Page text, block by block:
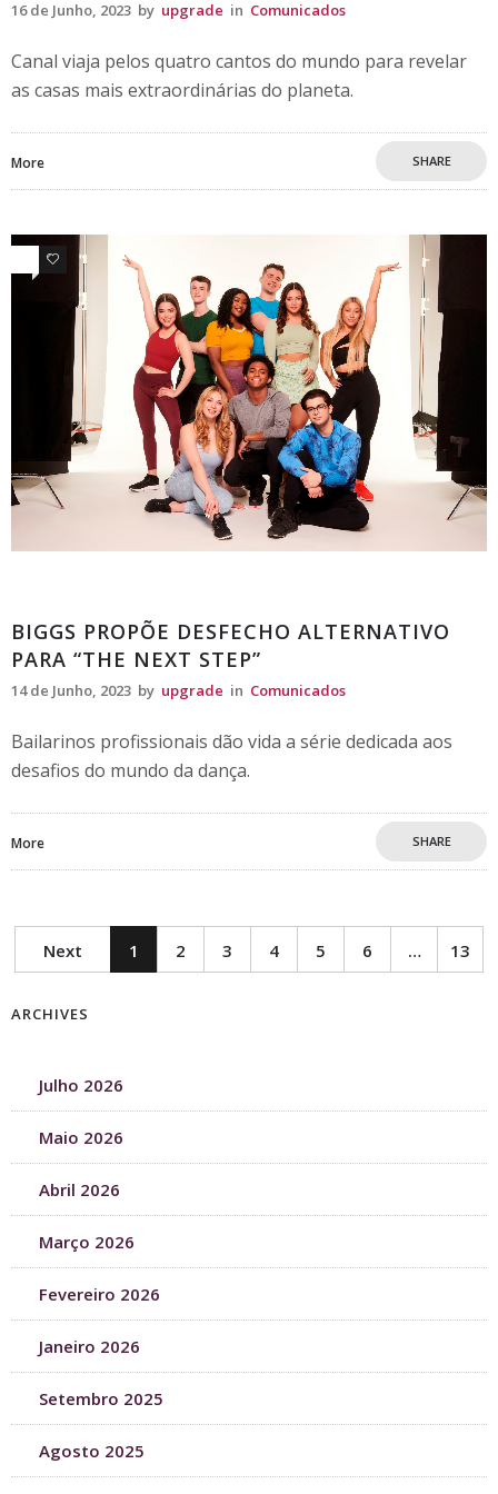
16 de Junho, 2023 by upgrade in Comunicados
Canal viaja pelos quatro cantos do mundo para revelar
as casas mais extraordinárias do planeta.
More SHARE
2
BIGGS PROPÕE DESFECHO ALTERNATIVO
PARA “THE NEXT STEP”
14 de Junho, 2023 by upgrade in Comunicados
Bailarinos profissionais dão vida a série dedicada aos
desafios do mundo da dança.
More SHARE
Next 1 2 3 4 5 6 … 13
ARCHIVES
Julho 2026
Maio 2026
Abril 2026
Março 2026
Fevereiro 2026
Janeiro 2026
Setembro 2025
Agosto 2025